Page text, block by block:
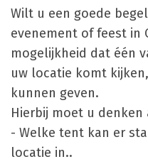
Wilt u een goede
evenement of feest in
mogelijkheid dat één
uw locatie komt
kunnen geven.
Hierbij moet u denken
- Welke tent kan er
locatie in..